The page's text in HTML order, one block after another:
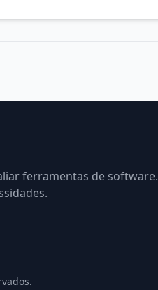
ferramentas de software.